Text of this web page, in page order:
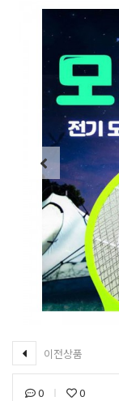
이전상품
0 0